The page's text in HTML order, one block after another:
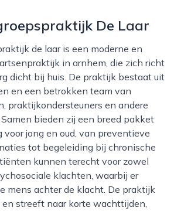
De Laar
in arnhem, die zich richt
dicht bij huis. De praktijk bestaat uit
en een betrokken team van
praktijkondersteuners en andere
bieden zij een breed pakket
voor jong en oud, van preventieve
tot begeleiding bij chronische
kunnen terecht voor zowel
klachten, waarbij er
mens achter de klacht. De praktijk
streeft naar korte wachttijden,